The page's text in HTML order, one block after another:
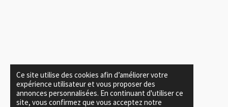
Ce site utilise des cookies afin d’améliorer votre
expérience utilisateur et vous proposer des
annonces personnalisées. En continuant d'utiliser ce
site, vous confirmez que vous acceptez notre